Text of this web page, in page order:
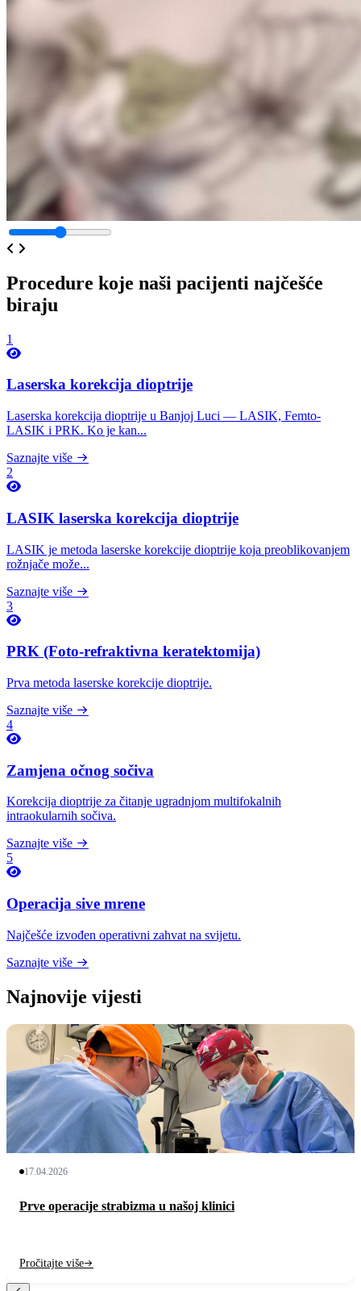
Procedure koje naši pacijenti najčešće
biraju
1
Laserska korekcija dioptrije
Laserska korekcija dioptrije u Banjoj Luci — LASIK, Femto-
LASIK i PRK. Ko je kan...
Saznajte više
2
LASIK laserska korekcija dioptrije
LASIK je metoda laserske korekcije dioptrije koja preoblikovanjem
rožnjače može...
Saznajte više
3
PRK (Foto-refraktivna keratektomija)
Prva metoda laserske korekcije dioptrije.
Saznajte više
4
Zamjena očnog sočiva
Korekcija dioptrije za čitanje ugradnjom multifokalnih
intraokularnih sočiva.
Saznajte više
5
Operacija sive mrene
Najčešće izvođen operativni zahvat na svijetu.
Saznajte više
Najnovije vijesti
17.04.2026
Prve operacije strabizma u našoj klinici
Pročitajte više